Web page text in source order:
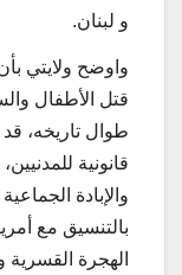
و لبنان.
واوضح ولايتي
قتل الأطفال
طوال تاريخه،
قانونية
والإبادة
بالتنسيق مع
الهجرة القسرية